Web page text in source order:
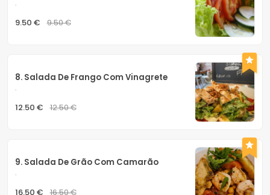
.
9.50 € 9.50 €
8. Salada De Frango Com Vinagrete
.
12.50 € 12.50 €
9. Salada De Grão Com Camarão
.
16.50 € 16.50 €